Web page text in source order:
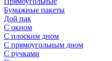
Бумажные пакеты
Дой пак
С окном
С плоским дном
С прямоугольным дном
С ручками